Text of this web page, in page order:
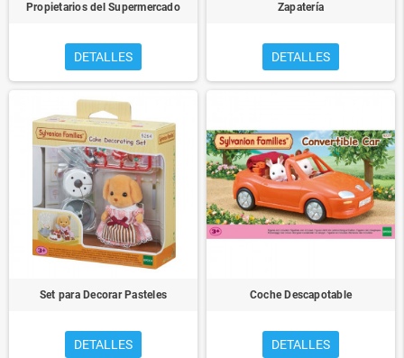
Propietarios del Supermercado
DETALLES
Zapatería
DETALLES
Set para Decorar Pasteles
DETALLES
Coche Descapotable
DETALLES